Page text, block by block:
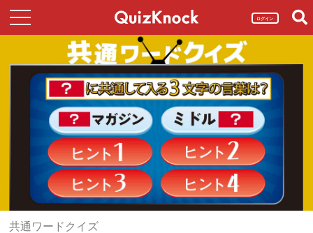
ログイン
共通ワードクイズ